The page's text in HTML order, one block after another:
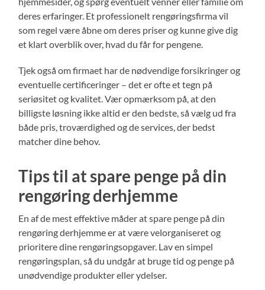
deres erfaringer. Et professionelt rengøringsfirma vil
som regel være åbne om deres priser og kunne give dig
et klart overblik over, hvad du får for pengene.
Tjek også om firmaet har de nødvendige forsikringer og
eventuelle certificeringer – det er ofte et tegn på
seriøsitet og kvalitet. Vær opmærksom på, at den
billigste løsning ikke altid er den bedste, så vælg ud fra
både pris, troværdighed og de services, der bedst
matcher dine behov.
Tips til at spare penge på din
rengøring derhjemme
En af de mest effektive måder at spare penge på din
rengøring derhjemme er at være velorganiseret og
prioritere dine rengøringsopgaver. Lav en simpel
rengøringsplan, så du undgår at bruge tid og penge på
unødvendige produkter eller ydelser.